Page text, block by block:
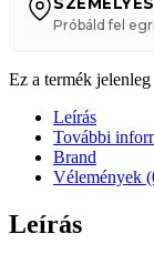
Próbáld fel
Ez a termék
Leírás
További
Brand
Vélemények
Leírás